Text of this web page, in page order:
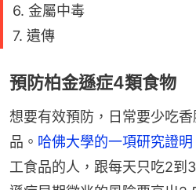
6. 金屬中毒
7. 遺傳
預防柏金遜症4類食物
想要有效預防，日常要少吃
品。 哈佛大學的一項研究證明
工食品的人，跟每天只吃2到